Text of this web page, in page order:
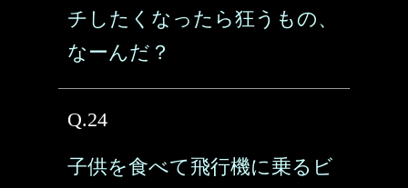
チしたくなったら狂うもの、
なーんだ？
Q.24
子供を食べて飛行機に乗るビ